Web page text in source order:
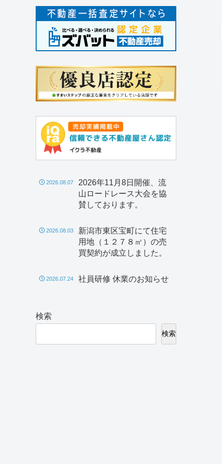
2026年11月8日開催、流
山ロードレース大会を協
賛しております。
2026.08.07
新潟市東区宝町にて住宅
用地（１２７８㎡）の売
買契約が成立しました。
2026.08.03
社員研修 休業のお知らせ
2026.07.24
検索
検索